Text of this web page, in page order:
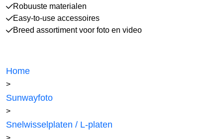
Robuuste materialen
Easy-to-use accessoires
Breed assortiment voor foto en video
Home
>
Sunwayfoto
>
Snelwisselplaten / L-platen